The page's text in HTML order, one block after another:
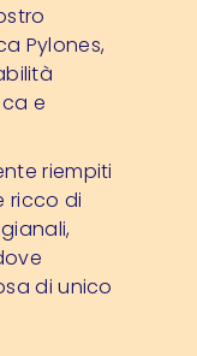
Pylones,
e
riempiti
ricco di
di unico